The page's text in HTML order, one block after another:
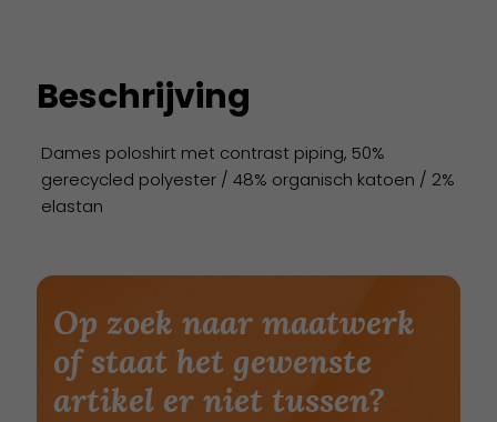
Beschrijving
Dames poloshirt met contrast piping, 50%
gerecycled polyester / 48% organisch katoen / 2%
elastan
Op zoek naar maatwerk
of staat het gewenste
artikel er niet tussen?